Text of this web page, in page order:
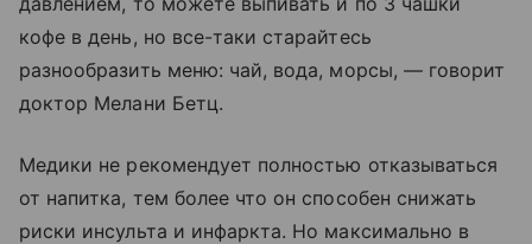
кофе в день, но все-таки старайтесь
разнообразить меню: чай, вода, морсы, — говорит
доктор Мелани Бетц.
Медики не рекомендует полностью отказываться
от напитка, тем более что он способен снижать
риски инсульта и инфаркта. Но максимально в